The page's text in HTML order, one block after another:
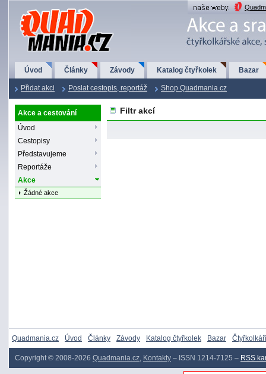
QuadMania.cz
Úvod Články Závody Katalog čtyřkolek Bazar
Přidat akci Poslat cestopis, reportáž Shop Quadmania.cz
Akce a cestování
Úvod
Cestopisy
Představujeme
Reportáže
Akce
Žádné akce
Filtr akcí
Quadmania.cz Úvod Články Závody Katalog čtyřkolek Bazar Čtyřkolkáři
Copyright © 2008-2026 Quadmania.cz, Kontakty – ISSN 1214-7125 – RSS